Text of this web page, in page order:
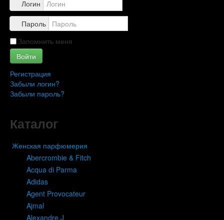
Логин
Пароль
Запомнить меня
Войти
Регистрация
Забыли логин?
Забыли пароль?
Каталог
Женская парфюмерия
Abercrombie & Fitch
Acqua di Parma
Adidas
Agent Provocateur
Ajmal
Alexandre.J